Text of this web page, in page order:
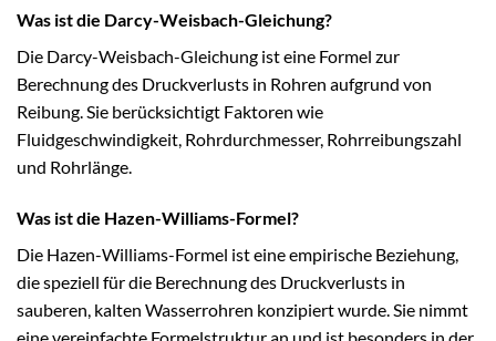
Was ist die Darcy-Weisbach-Gleichung?
Die Darcy-Weisbach-Gleichung ist eine Formel zur
Berechnung des Druckverlusts in Rohren aufgrund von
Reibung. Sie berücksichtigt Faktoren wie
Fluidgeschwindigkeit, Rohrdurchmesser, Rohrreibungszahl
und Rohrlänge.
Was ist die Hazen-Williams-Formel?
Die Hazen-Williams-Formel ist eine empirische Beziehung,
die speziell für die Berechnung des Druckverlusts in
sauberen, kalten Wasserrohren konzipiert wurde. Sie nimmt